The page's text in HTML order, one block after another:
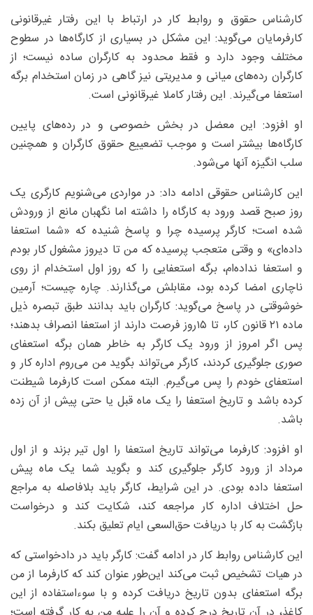
کارشناس حقوق و روابط کار در ارتباط با این رفتار غیرقانونی
کارفرمایان می‌گوید: این مشکل در بسیاری از کارگاه‌ها در سطوح
مختلف وجود دارد و فقط محدود به کارگران ساده نیست؛ از
کارگران رده‌های میانی و مدیریتی نیز گاهی در زمان استخدام برگه
استعفا می‌گیرند. این رفتار کاملا غیرقانونی ا‌ست.
او افزود: این معضل در بخش خصوصی و در رده‌های پایین
کارگاه‌ها بیشتر است و موجب تضعییع حقوق کارگران و همچنین
سلب انگیزه آنها می‌شود.
این کارشناس حقوقی ادامه داد: در مواردی می‌شنویم کارگری یک
روز صبح قصد ورود به کارگاه را داشته اما نگهبان مانع از ورودش
شده است؛ کارگر پرسیده چرا و پاسخ شنیده که «شما استعفا
داده‌ای» و وقتی متعجب پرسیده که من تا دیروز مشغول کار بودم
و استعفا نداده‌ام، برگه‌ استعفایی را که روز اول استخدام از روی
ناچاری امضا کرده بود، مقابلش می‌گذارند. چاره چیست؛ آرمین
خوشوقتی در پاسخ می‌گوید: کارگران باید بدانند طبق تبصره‌ ذیل
ماده ۲۱ قانون کار، تا ۱۵روز فرصت دارند از استعفا انصراف بدهند؛
پس اگر امروز از ورود یک کارگر به خاطر همان برگه استعفای
صوری جلوگیری کردند، کارگر می‌تواند بگوید من می‌روم اداره کار و
استعفای خودم را پس می‌گیرم. البته ممکن است کارفرما شیطنت
کرده باشد و تاریخ استعفا را یک ماه قبل یا حتی پیش از آن زده
باشد.
او افزود: کارفرما می‌تواند تاریخ استعفا را اول تیر بزند و از اول
مرداد از ورود کارگر جلوگیری کند و بگوید شما یک ماه پیش
استعفا داده بودی. در این شرایط، کارگر باید بلافاصله به مراجع
حل اختلاف اداره کار مراجعه کند، شکایت کند و درخواست
بازگشت به کار با دریافت حق‌السعی ایام تعلیق بکند.
این کارشناس روابط کار در ادامه گفت: کارگر باید در دادخواستی که
در هیات تشخیص ثبت می‌کند این‌طور عنوان کند که کارفرما از من
برگه استعفای بدون تاریخ دریافت کرده و با سوءاستفاده از این